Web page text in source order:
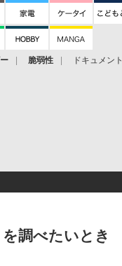
脆弱性 ドキュメント
調べたいとき